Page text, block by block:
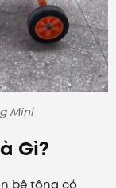
Mini
Gì?